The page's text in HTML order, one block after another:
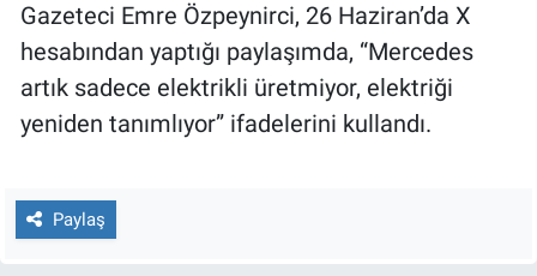
Gazeteci Emre Özpeynirci, 26 Haziran’da X
hesabından yaptığı paylaşımda, “Mercedes
artık sadece elektrikli üretmiyor, elektriği
yeniden tanımlıyor” ifadelerini kullandı.
Paylaş
Koronavirüs
Kültür Sanat
Nedir